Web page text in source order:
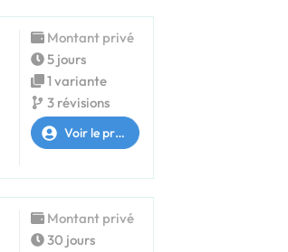
Montant privé
5 jours
1 variante
3 révisions
Voir le profil
Montant privé
30 jours